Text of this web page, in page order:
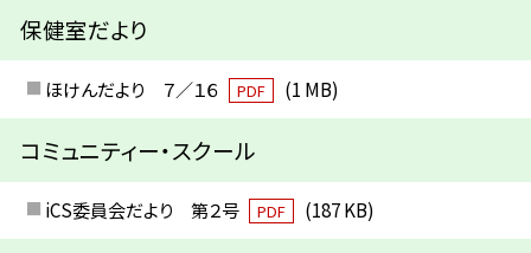
保健室だより
ほけんだより ７／１６ PDF (1 MB)
コミュニティー・スクール
iCS委員会だより 第２号 PDF (187 KB)